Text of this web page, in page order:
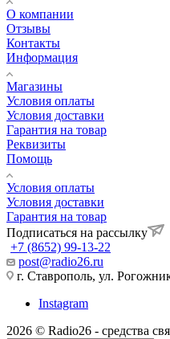
О компании
Отзывы
Контакты
Информация
Магазины
Условия оплаты
Условия доставки
Гарантия на товар
Реквизиты
Помощь
Условия оплаты
Условия доставки
Гарантия на товар
Подписаться на рассылку
+7 (8652) 99-13-22
post@radio26.ru
г. Ставрополь, ул.
Instagram
2026 © Radio26 - средства